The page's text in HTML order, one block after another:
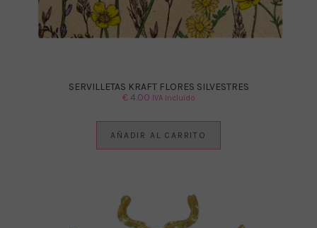
SERVILLETAS KRAFT FLORES SILVESTRES
€4.00 IVA Incluido
AÑADIR AL CARRITO